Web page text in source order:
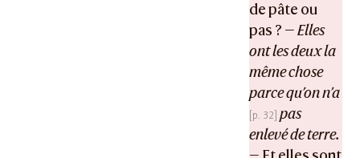
de pâte ou
pas ? —Elles
ont les deux la
même chose
parce qu’on n’a
pas
enlevé de terre.